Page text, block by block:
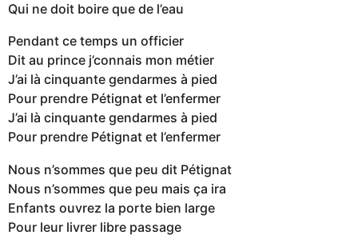
Qui ne doit boire que de l’eau
Pendant ce temps un officier
Dit au prince j’connais mon métier
J’ai là cinquante gendarmes à pied
Pour prendre Pétignat et l’enfermer
J’ai là cinquante gendarmes à pied
Pour prendre Pétignat et l’enfermer
Nous n’sommes que peu dit Pétignat
Nous n’sommes que peu mais ça ira
Enfants ouvrez la porte bien large
Pour leur livrer libre passage